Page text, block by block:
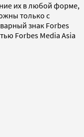
их в любой форме,
только с
знак Forbes
Forbes Media Asia